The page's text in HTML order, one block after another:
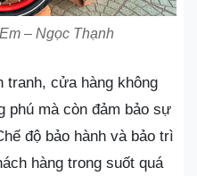
– Ngọc Thạnh
cửa hàng không
phú mà còn đảm bảo sự
độ bảo hành và bảo trì
hàng trong suốt quá